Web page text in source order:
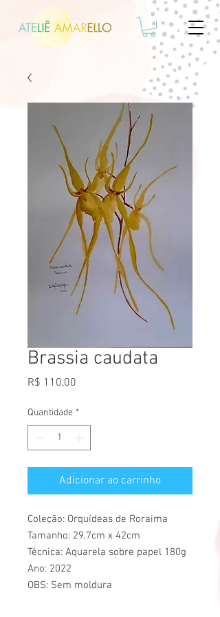
Brassia caudata
R$ 110,00
Quantidade *
Adicionar ao carrinho
Coleção: Orquídeas de Roraima
Tamanho: 29,7cm x 42cm
Técnica: Aquarela sobre papel 180g
Ano: 2022
OBS: Sem moldura